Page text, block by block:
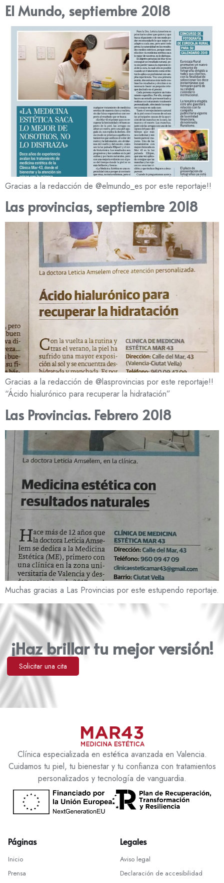
El Mundo, septiembre 2018
Gracias a la redacción de @elmundo_es por este reportaje!!
Las provincias, septiembre 2018
Gracias a la redacción de @lasprovincias por este reportaje!!
“Ácido hialurónico para recuperar la hidratación”
Las Provincias. Febrero 2018
Muchas gracias a Las Provincias por este estupendo reportaje.
¡Haz brillar tu mejor versión!
Solicitar una cita
Clínica especializada en estética avanzada en Valencia.
Cuidamos tu piel, tu bienestar y tu confianza con tratamientos
personalizados y tecnología de vanguardia.
Páginas
Inicio
Prensa
Legales
Aviso legal
Declaración de accesibilidad